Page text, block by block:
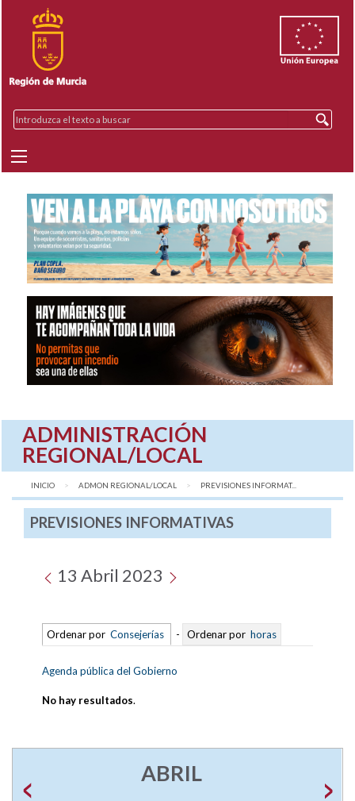
ADMINISTRACIÓN
REGIONAL/LOCAL
INICIO ADMON REGIONAL/LOCAL AQUÍ:
PREVISIONES INFORMAT...
PREVISIONES INFORMATIVAS
13 Abril 2023
Ordenar por Consejerías - Ordenar por horas
Agenda pública del Gobierno
No hay resultados.
ABRIL